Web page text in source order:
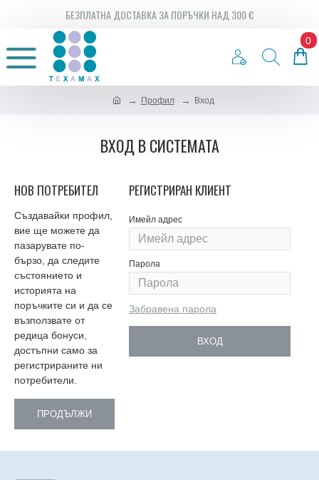
БЕЗПЛАТНА ДОСТАВКА ЗА ПОРЪЧКИ НАД 300 €
0
Профил Вход
ВХОД В СИСТЕМАТА
НОВ ПОТРЕБИТЕЛ
Създавайки профил,
вие ще можете да
пазарувате по-
бързо, да следите
състоянието и
историята на
поръчките си и да се
възползвате от
редица бонуси,
достъпни само за
регистрираните ни
потребители.
ПРОДЪЛЖИ
РЕГИСТРИРАН КЛИЕНТ
Имейл адрес
Парола
Забравена парола
ВХОД